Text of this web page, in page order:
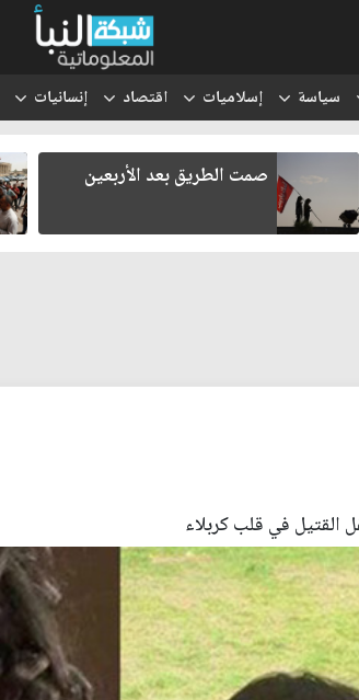
سياسة إسلاميات اقتصاد إنسانيات
صمت الطريق بعد الأربعين
القتيل في قلب كربلاء